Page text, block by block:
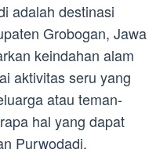
adalah destinasi
Grobogan, Jawa
keindahan alam
aktivitas seru yang
atau teman-
hal yang dapat
Purwodadi.